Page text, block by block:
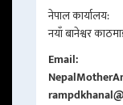
नेपाल कार्यालय:
नयाँ बानेश्वर
Email: